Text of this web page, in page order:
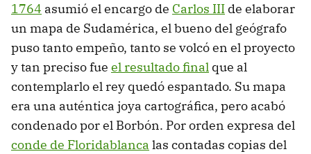
1764 asumió el encargo de Carlos III de elaborar
un mapa de Sudamérica, el bueno del geógrafo
puso tanto empeño, tanto se volcó en el proyecto
y tan preciso fue el resultado final que al
contemplarlo el rey quedó espantado. Su mapa
era una auténtica joya cartográfica, pero acabó
condenado por el Borbón. Por orden expresa del
conde de Floridablanca las contadas copias del